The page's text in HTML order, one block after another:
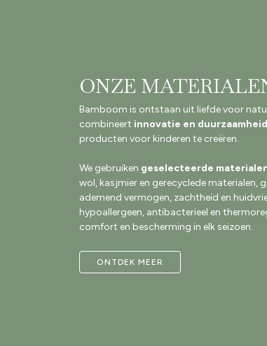
ONZE
Bamboom is ontstaan uit liefde voor
combineert innovatie en duurzaamheid
producten voor kinderen te creëren.
We gebruiken geselecteerde
wol, kasjmier en gerecyclede materialen,
ademend vermogen, zachtheid en
hypoallergeen, antibacterieel en
comfort en bescherming in elk seizoen.
ONTDEK MEER